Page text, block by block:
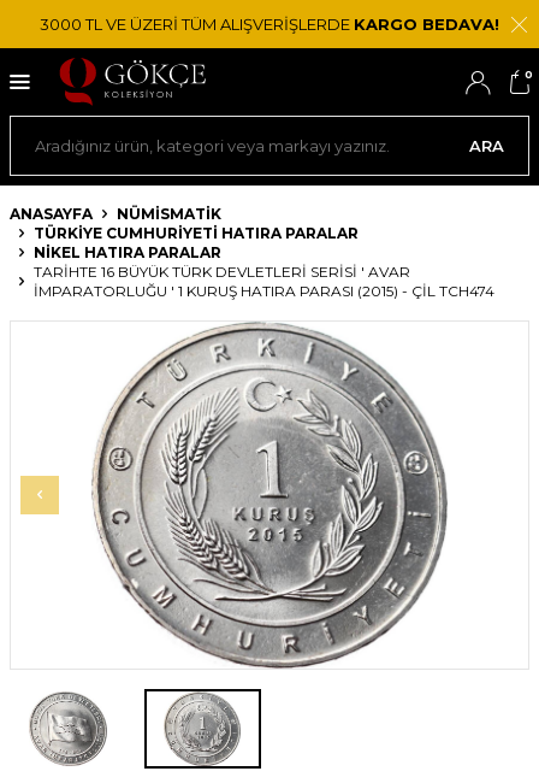
3000 TL VE ÜZERİ TÜM ALIŞVERİŞLERDE KARGO BEDAVA!
ARA
0
ANASAYFA
NÜMİSMATİK
TÜRKIYE CUMHURIYETI HATIRA PARALAR
NIKEL HATIRA PARALAR
TARIHTE 16 BÜYÜK TÜRK DEVLETLERI SERISI ' AVAR
İMPARATORLUĞU ' 1 KURUŞ HATIRA PARASI (2015) - ÇİL TCH474